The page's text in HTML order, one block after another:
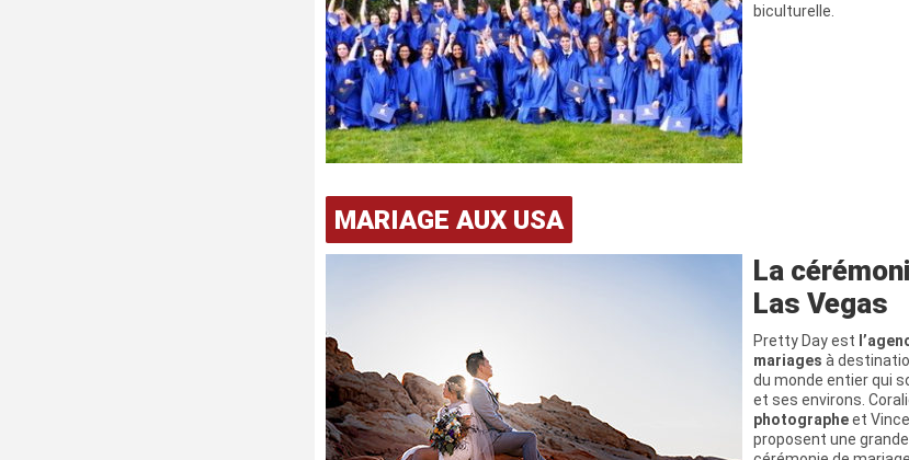
biculturelle.
MARIAGE AUX USA
La
Las Vegas
Pretty Day est
mariages à
du monde entier qui
et ses environs.
photographeet
proposent une